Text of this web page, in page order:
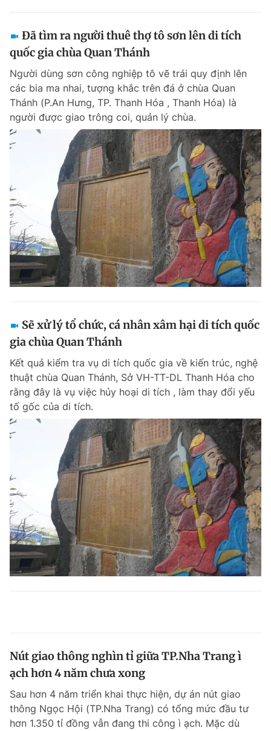
Đã tìm ra người thuê thợ tô sơn lên di tích
quốc gia chùa Quan Thánh
Người dùng sơn công nghiệp tô vẽ trái quy định lên
các bia ma nhai, tượng khắc trên đá ở chùa Quan
Thánh (P.An Hưng, TP. Thanh Hóa , Thanh Hóa) là
người được giao trông coi, quản lý chùa.
Sẽ xử lý tổ chức, cá nhân xâm hại di tích quốc
gia chùa Quan Thánh
Kết quả kiểm tra vụ di tích quốc gia về kiến trúc, nghệ
thuật chùa Quan Thánh, Sở VH-TT-DL Thanh Hóa cho
rằng đây là vụ việc hủy hoại di tích , làm thay đổi yếu
tố gốc của di tích.
Nút giao thông nghìn tỉ giữa TP.Nha Trang ì
ạch hơn 4 năm chưa xong
Sau hơn 4 năm triển khai thực hiện, dự án nút giao
thông Ngọc Hội (TP.Nha Trang) có tổng mức đầu tư
hơn 1.350 tỉ đồng vẫn đang thi công ì ạch. Mặc dù